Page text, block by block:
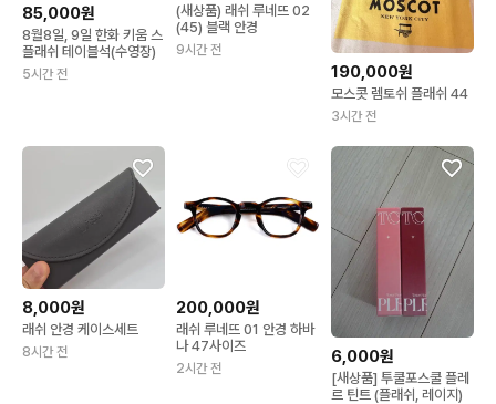
85,000원
8월8일, 9일 한화 키움 스
플래쉬 테이블석(수영장)
5시간 전
(새상품) 래쉬 루네뜨 02
(45) 블랙 안경
9시간 전
190,000원
모스콧 렘토쉬 플래쉬 44
3시간 전
8,000원
래쉬 안경 케이스세트
8시간 전
200,000원
래쉬 루네뜨 01 안경 하바
나 47사이즈
2시간 전
6,000원
[새상품] 투쿨포스쿨 플레
르 틴트 (플래쉬, 레이지)